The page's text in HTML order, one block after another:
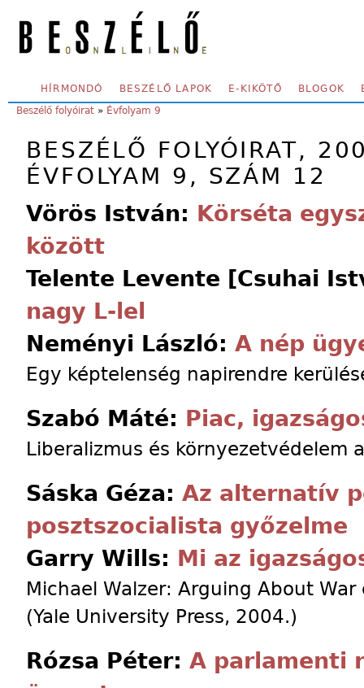
SECONDARY MENU
HÍRMONDÓ BESZÉLŐ LAPOK E-KIKÖTŐ BLOGOK
YOU ARE HERE:
Beszélő folyóirat » Évfolyam 9
BESZÉLŐ FOLYÓIRAT,
ÉVFOLYAM 9, SZÁM 12
Vörös István: Körséta
között
Telente Levente [Csuhai
nagy L-lel
Neményi László: A nép
Egy képtelenség napirendre
Szabó Máté: Piac,
Liberalizmus és környezetvédelem
Sáska Géza: Az alternatív
posztszocialista győzelme
Garry Wills: Mi az
Michael Walzer: Arguing About
(Yale University Press, 2004.)
Rózsa Péter: A parlamenti